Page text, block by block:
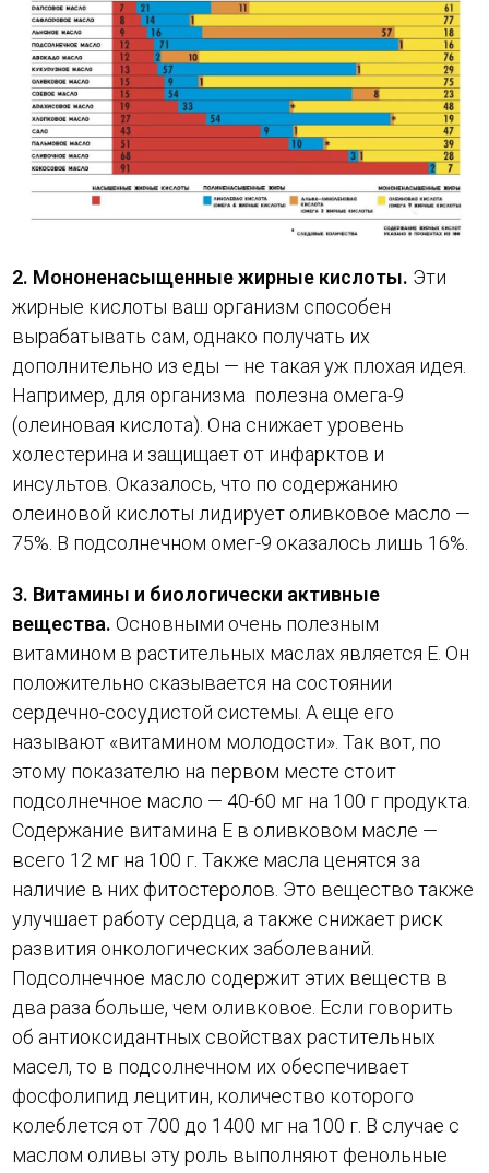
2. Мононенасыщенные жирные кислоты. Эти
жирные кислоты ваш организм способен
вырабатывать сам, однако получать их
дополнительно из еды — не такая уж плохая идея.
Например, для организма полезна омега-9
(олеиновая кислота). Она снижает уровень
холестерина и защищает от инфарктов и
инсультов. Оказалось, что по содержанию
олеиновой кислоты лидирует оливковое масло —
75%. В подсолнечном омег-9 оказалось лишь 16%.
3. Витамины и биологически активные
вещества.Основными очень полезным
витамином в растительных маслах является Е. Он
положительно сказывается на состоянии
сердечно-сосудистой системы. А еще его
называют «витамином молодости». Так вот, по
этому показателю на первом месте стоит
подсолнечное масло — 40-60 мг на 100 г продукта.
Содержание витамина Е в оливковом масле —
всего 12 мг на 100 г. Также масла ценятся за
наличие в них фитостеролов. Это вещество также
улучшает работу сердца, а также снижает риск
развития онкологических заболеваний.
Подсолнечное масло содержит этих веществ в
два раза больше, чем оливковое. Если говорить
об антиоксидантных свойствах растительных
масел, то в подсолнечном их обеспечивает
фосфолипид лецитин, количество которого
колеблется от 700 до 1400 мг на 100 г. В случае с
маслом оливы эту роль выполняют фенольные